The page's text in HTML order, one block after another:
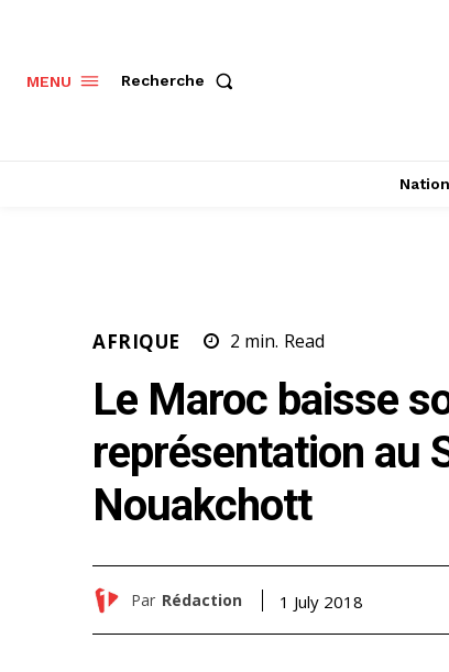
MENU Recherche
Nation
AFRIQUE 2 min. Read
Le Maroc baisse
représentation au
Nouakchott
Par Rédaction 1 July 2018